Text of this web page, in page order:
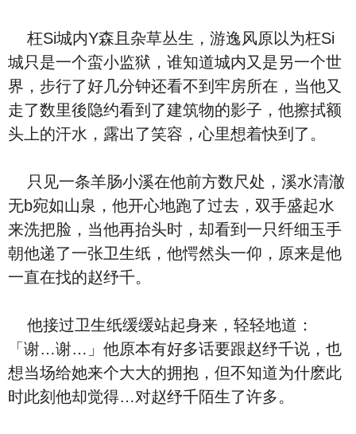
枉Si城内Y森且杂草丛生，游逸风原以为枉Si
城只是一个蛮小监狱，谁知道城内又是另一个世
界，步行了好几分钟还看不到牢房所在，当他又
走了数里後隐约看到了建筑物的影子，他擦拭额
头上的汗水，露出了笑容，心里想着快到了。
只见一条羊肠小溪在他前方数尺处，溪水清澈
无b宛如山泉，他开心地跑了过去，双手盛起水
来洗把脸，当他再抬头时，却看到一只纤细玉手
朝他递了一张卫生纸，他愕然头一仰，原来是他
一直在找的赵纾千。
他接过卫生纸缓缓站起身来，轻轻地道：
「谢…谢…」他原本有好多话要跟赵纾千说，也
想当场给她来个大大的拥抱，但不知道为什麽此
时此刻他却觉得…对赵纾千陌生了许多。